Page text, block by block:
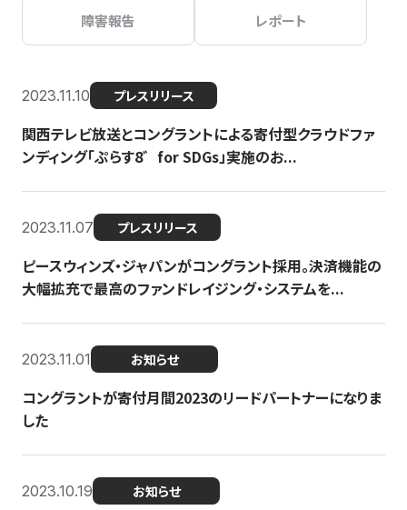
障害報告 レポート
2023.11.10 プレスリリース
関西テレビ放送とコングラントによる寄付型クラウドファ
ンディング「ぷらす8゛for SDGs」実施のお...
2023.11.07 プレスリリース
ピースウィンズ・ジャパンがコングラント採用。決済機能の
大幅拡充で最高のファンドレイジング・システムを...
2023.11.01 お知らせ
コングラントが寄付月間2023のリードパートナーになりま
した
2023.10.19 お知らせ